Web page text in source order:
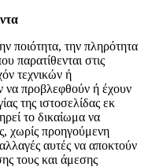
ποιότητα, την πληρότητα
παρατίθενται στις
τεχνικών ή
να προβλεφθούν ή έχουν
της ιστοσελίδας εκ
το δικαίωμα να
χωρίς προηγούμενη
αυτές να αποκτούν
τους και άμεσης